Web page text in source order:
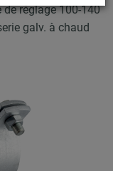
de réglage 100-140
galv. à chaud